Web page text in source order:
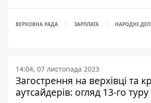
ВЕРХОВНА РАДА ЗАРПЛАТА НАРОДНІ
14:04, 07 листопада 2023
Загострення на верхівці та
аутсайдерів: огляд 13-го